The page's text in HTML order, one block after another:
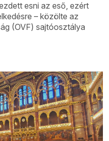
esni az eső, ezért
– közölte az
(OVF) sajtóosztálya